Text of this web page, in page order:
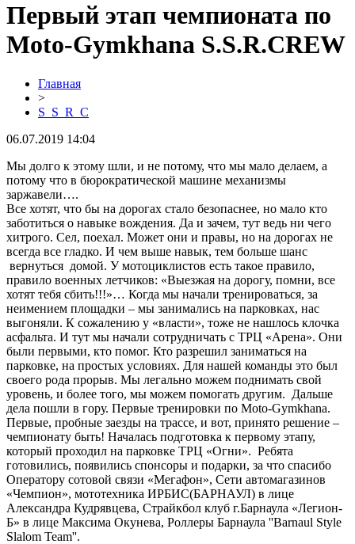
Первый этап чемпионата по
Moto-Gymkhana S.S.R.CREW
Главная
>
S_S_R_C
06.07.2019 14:04
Мы долго к этому шли, и не потому, что мы мало делаем, а
потому что в бюрократической машине механизмы
заржавели….
Все хотят, что бы на дорогах стало безопаснее, но мало кто
заботиться о навыке вождения. Да и зачем, тут ведь ни чего
хитрого. Сел, поехал. Может они и правы, но на дорогах не
всегда все гладко. И чем выше навык, тем больше шанс
вернуться домой. У мотоциклистов есть такое правило,
правило военных летчиков: «Выезжая на дорогу, помни, все
хотят тебя сбить!!!»… Когда мы начали тренироваться, за
неимением площадки – мы занимались на парковках, нас
выгоняли. К сожалению у «власти», тоже не нашлось клочка
асфальта. И тут мы начали сотрудничать с ТРЦ «Арена». Они
были первыми, кто помог. Кто разрешил заниматься на
парковке, на простых условиях. Для нашей команды это был
своего рода прорыв. Мы легально можем поднимать свой
уровень, и более того, мы можем помогать другим. Дальше
дела пошли в гору. Первые тренировки по Moto-Gymkhana.
Первые, пробные заезды на трассе, и вот, принято решение –
чемпионату быть! Началась подготовка к первому этапу,
который проходил на парковке ТРЦ «Огни». Ребята
готовились, появились спонсоры и подарки, за что спасибо
Оператору сотовой связи «Мегафон», Сети автомагазинов
«Чемпион», мототехника ИРБИС(БАРНАУЛ) в лице
Александра Кудрявцева, Страйкбол клуб г.Барнаула «Легион-
Б» в лице Максима Окунева, Роллеры Барнаула ''Barnaul Style
Slalom Team''.